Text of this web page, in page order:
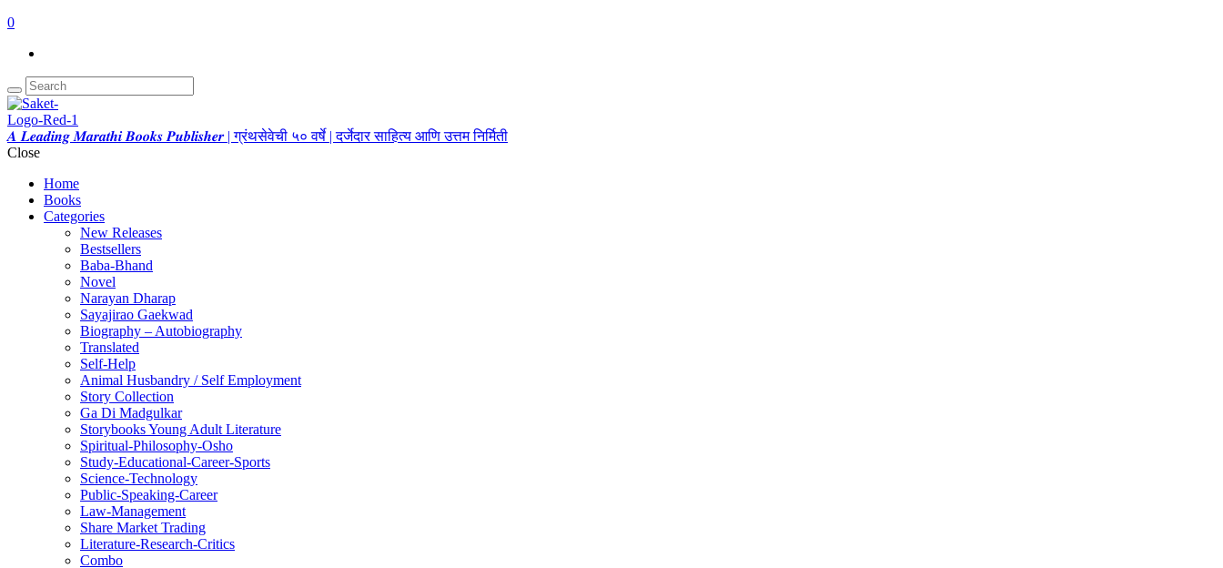
0
𝑨 𝑳𝒆𝒂𝒅𝒊𝒏𝒈 𝑴𝒂𝒓𝒂𝒕𝒉𝒊 𝑩𝒐𝒐𝒌𝒔 𝑷𝒖𝒃𝒍𝒊𝒔𝒉𝒆𝒓 | ग्रंथसेवेची ५० वर्षे | दर्जेदार साहित्य आणि उत्तम निर्मिती
Close
Home
Books
Categories
New Releases
Bestsellers
Baba-Bhand
Novel
Narayan Dharap
Sayajirao Gaekwad
Biography – Autobiography
Translated
Self-Help
Animal Husbandry / Self Employment
Story Collection
Ga Di Madgulkar
Storybooks Young Adult Literature
Spiritual-Philosophy-Osho
Study-Educational-Career-Sports
Science-Technology
Public-Speaking-Career
Law-Management
Share Market Trading
Literature-Research-Critics
Combo